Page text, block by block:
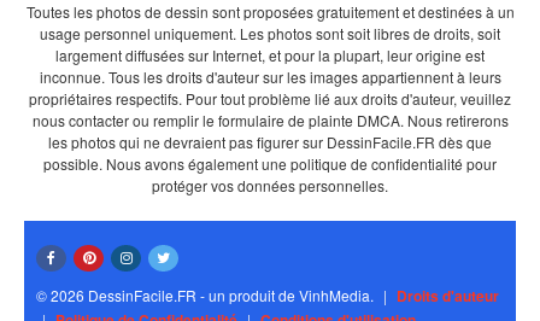
Toutes les photos de dessin sont proposées gratuitement et destinées à un
usage personnel uniquement. Les photos sont soit libres de droits, soit
largement diffusées sur Internet, et pour la plupart, leur origine est
inconnue. Tous les droits d'auteur sur les images appartiennent à leurs
propriétaires respectifs. Pour tout problème lié aux droits d'auteur, veuillez
nous contacter ou remplir le formulaire de plainte DMCA. Nous retirerons
les photos qui ne devraient pas figurer sur DessinFacile.FR dès que
possible. Nous avons également une politique de confidentialité pour
protéger vos données personnelles.
© 2026 DessinFacile.FR - un produit de VinhMedia. | Droits d'auteur